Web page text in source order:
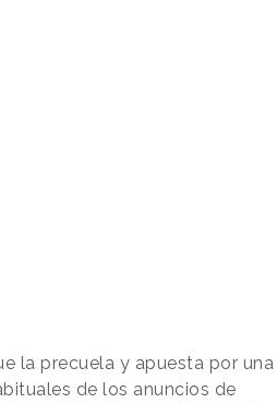
la precuela y apuesta por una
de los anuncios de